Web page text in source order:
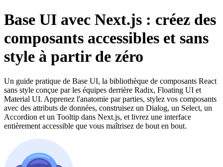
Base UI avec Next.js : créez des
composants accessibles et sans
style à partir de zéro
Un guide pratique de Base UI, la bibliothèque de composants React
sans style conçue par les équipes derrière Radix, Floating UI et
Material UI. Apprenez l'anatomie par parties, stylez vos composants
avec des attributs de données, construisez un Dialog, un Select, un
Accordion et un Tooltip dans Next.js, et livrez une interface
entièrement accessible que vous maîtrisez de bout en bout.